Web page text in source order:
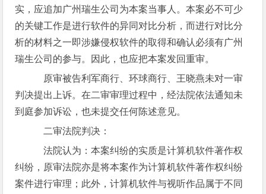
实，应追加广州瑞生公司为本案当事人。本案必不可少
的关键工作是进行软件的异同对比分析，而进行对比分
析的材料之一即涉嫌侵权软件的取得和确认必须有广州
瑞生公司的参与。因此，也应把本案发回重审。
原审被告利军商行、环球商行、王晓燕未对一审
判决提出上诉。在二审审理过程中，经法院依法通知未
到庭参加诉讼，也未提交任何陈述意见。
二审法院判决：
法院认为：本案纠纷的实质是计算机软件著作权
纠纷，原审法院亦是将本案作为计算机软件著作权纠纷
案件进行审理；此外，计算机软件与视听作品属于不同